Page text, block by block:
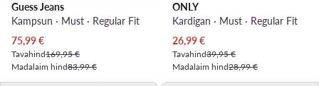
Guess Jeans
Kampsun · Must · Regular Fit
Praegune hind
75,99€
Tavahind169,95 €
Madalaim hind83,99 €
ONLY
Kardigan · Must · Regular Fit
Praegune hind
26,99€
Tavahind39,95 €
Madalaim hind28,99 €